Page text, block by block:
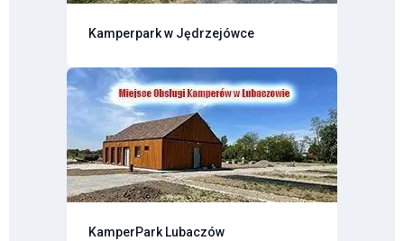
Kamperpark w Jędrzejówce
KamperPark Lubaczów